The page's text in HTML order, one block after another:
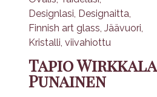
Tapio
Punainen